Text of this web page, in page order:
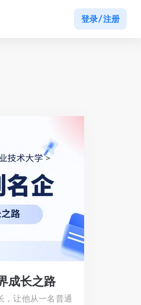
登录/注册
成长之路
，让他从一名普通